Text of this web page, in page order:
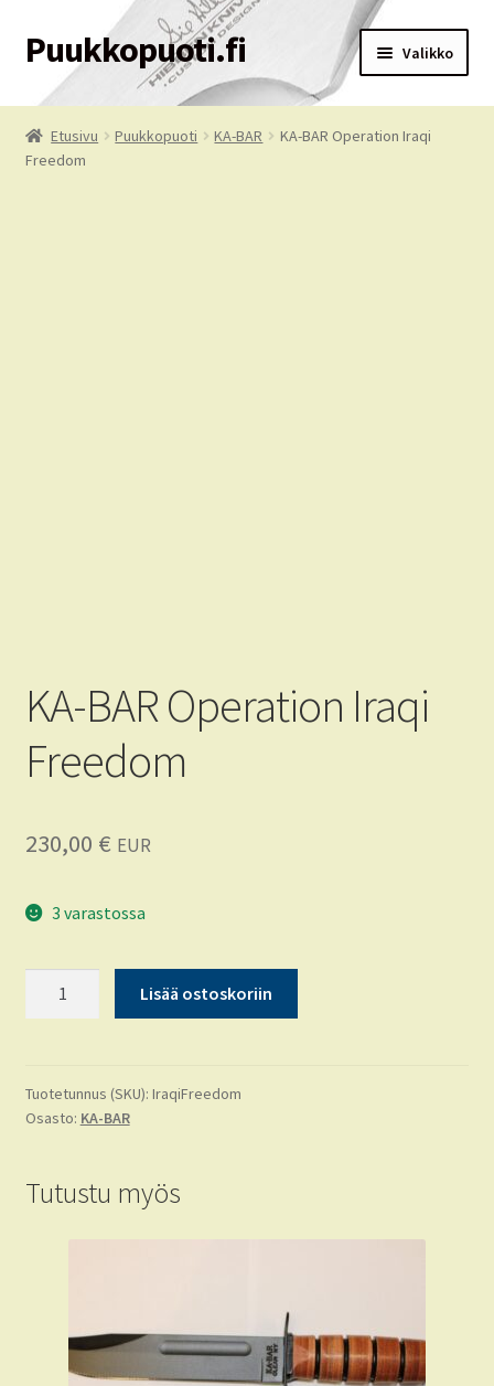
Siirry
navigointiin
Siirry
sisältöön
Puukkopuoti.fi Valikko
Etusivu
Puukkopuoti
KA-BAR
Etusivu Puukkopuoti KA-BAR
KA-BAR Operation Iraqi
Freedom
KA-BAR Operation Iraqi
Freedom
230,00 € EUR
3 varastossa
Freedom
määrä
Lisää ostoskoriin
Tuotetunnus (SKU): IraqiFreedom
Osasto: KA-BAR
Tutustu myös